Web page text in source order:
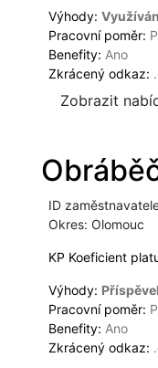
Výhody:
Pracovní poměr:
Benefity: Ano
Zkrácený odkaz:
Zobrazit
ID
Okres: Olomouc
KP Koeficient
Výhody:
Pracovní poměr:
Benefity: Ano
Zkrácený odkaz: